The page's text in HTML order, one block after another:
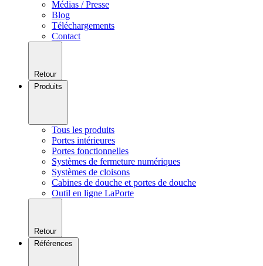
Médias / Presse
Blog
Téléchargements
Contact
Retour
Produits
Tous les produits
Portes intérieures
Portes fonctionnelles
Systèmes de fermeture numériques
Systèmes de cloisons
Cabines de douche et portes de douche
Outil en ligne LaPorte
Retour
Références